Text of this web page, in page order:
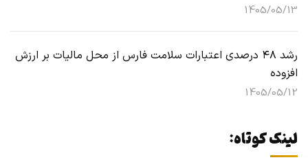
1405/05/13
رشد ۴۸ درصدی اعتبارات سلامت فارس از محل مالیات بر ارزش
افزوده
1405/05/12
لینک کوتاه: